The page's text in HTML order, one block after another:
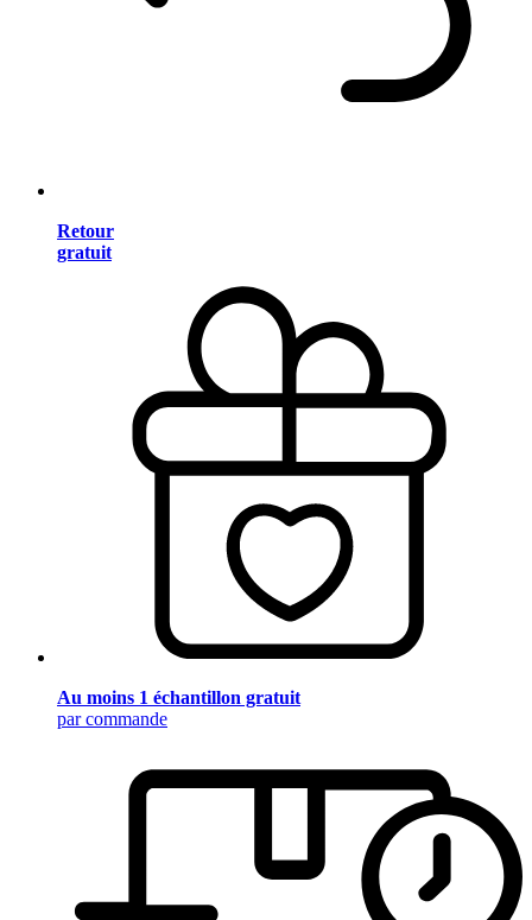
Retour
gratuit
Au moins 1 échantillon gratuit
par commande